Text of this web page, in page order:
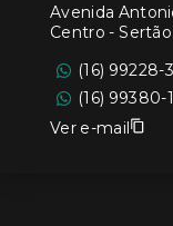
Avenida
Centro -
(16) 99228-
(16) 99380-
Ver e-mail